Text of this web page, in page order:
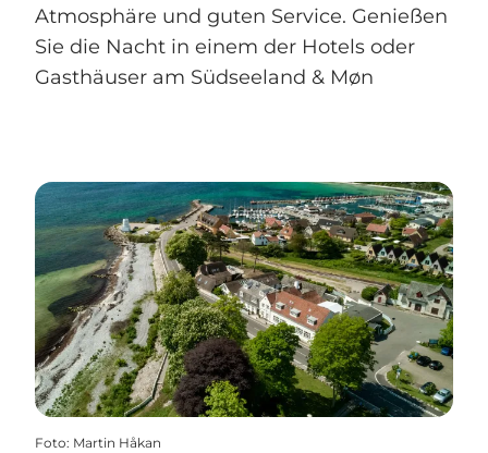
Atmosphäre und guten Service. Genießen
Sie die Nacht in einem der Hotels oder
Gasthäuser am Südseeland & Møn
Foto: Martin Håkan